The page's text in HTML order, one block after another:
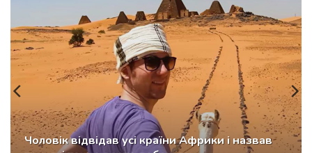
Чоловік відвідав усі країни Африки і назвав